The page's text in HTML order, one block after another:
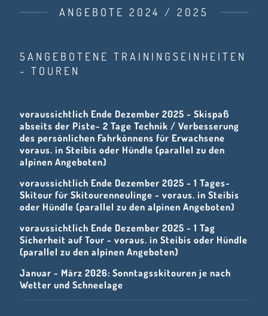
ANGEBOTE 2024 / 2025
5ANGEBOTENE TRAININGSEINHEITEN
- TOUREN
voraussichtlich Ende Dezember 2025 - Skispaß
abseits der Piste- 2 Tage Technik / Verbesserung
des persönlichen Fahrkönnens für Erwachsene
voraus. in Steibis oder Hündle (parallel zu den
alpinen Angeboten)
voraussichtlich Ende Dezember 2025 - 1 Tages-
Skitour für Skitourenneulinge - voraus. in Steibis
oder Hündle (parallel zu den alpinen Angeboten)
voraussichtlich Ende Dezember 2025 - 1 Tag
Sicherheit auf Tour - voraus. in Steibis oder Hündle
(parallel zu den alpinen Angeboten)
Januar - März 2026: Sonntagsskitouren je nach
Wetter und Schneelage